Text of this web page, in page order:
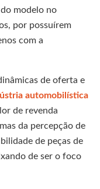
modelo no
por possuírem
com a
de oferta e
automobilística
de revenda
da percepção de
de peças de
de ser o foco